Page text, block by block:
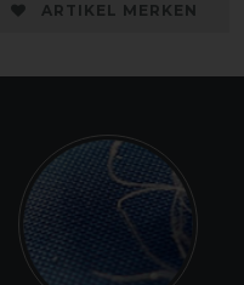
ARTIKEL MERKEN